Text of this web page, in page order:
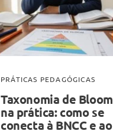
PRÁTICAS PEDAGÓGICAS
Taxonomia de Bloom
na prática: como se
conecta à BNCC e ao